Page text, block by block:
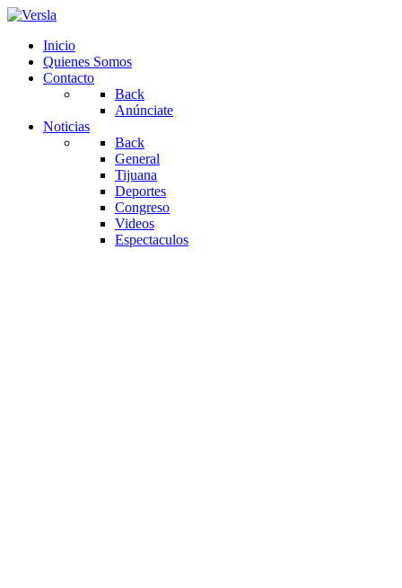
Inicio
Quienes Somos
Contacto
Back
Anúnciate
Noticias
Back
General
Tijuana
Deportes
Congreso
Videos
Espectaculos